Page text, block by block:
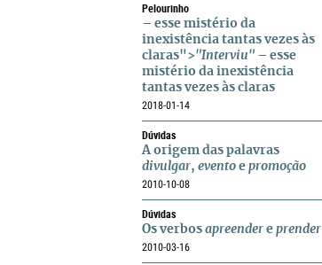
Pelourinho
– esse mistério da
inexistência tantas vezes às
claras">"Interviu" – esse
mistério da inexistência
tantas vezes às claras
2018-01-14
Dúvidas
A origem das palavras
divulgar, evento e promoção
2010-10-08
Dúvidas
Os verbos apreender e prender
2010-03-16